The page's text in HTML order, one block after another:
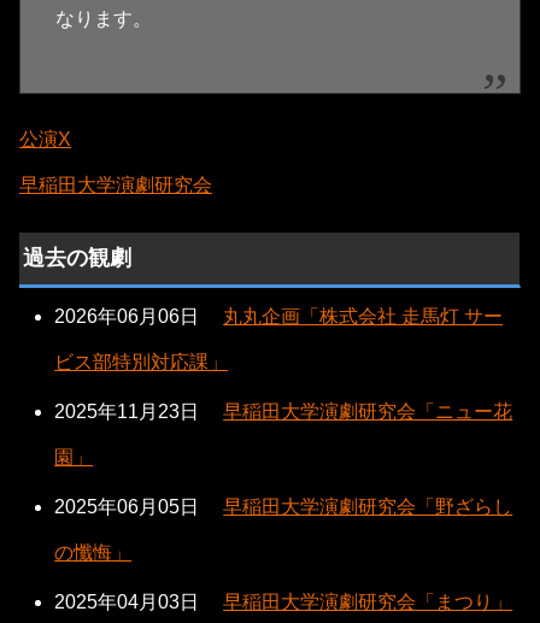
なります。
公演X
早稲田大学演劇研究会
過去の観劇
2026年06月06日 丸丸企画「株式会社 走馬灯 サー
ビス部特別対応課」
2025年11月23日 早稲田大学演劇研究会「ニュー花
園」
2025年06月05日 早稲田大学演劇研究会「野ざらし
の懺悔」
2025年04月03日 早稲田大学演劇研究会「まつり」